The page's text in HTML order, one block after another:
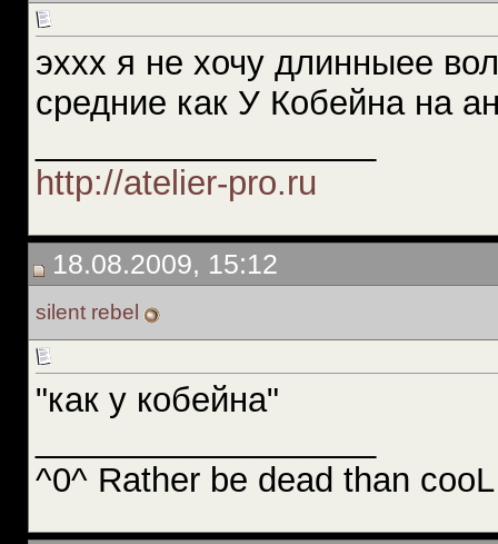
эххх я не хочу длинныее
средние как У Кобейна на
http://atelier-pro.ru
18.08.2009, 15:12
silent rebel
"как у кобейна"
^0^ Rather be dead than